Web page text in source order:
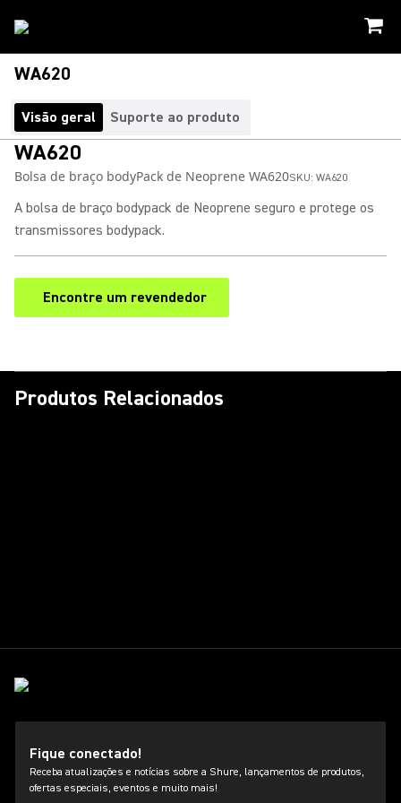
WA620
Visão geral Suporte ao produto
WA620
Bolsa de braço bodyPack de Neoprene WA620SKU: WA620
A bolsa de braço bodypack de Neoprene seguro e protege os
transmissores bodypack.
Encontre um revendedor
(Opens in a new tab)
Produtos Relacionados
Fique conectado!
Receba atualizações e notícias sobre a Shure, lançamentos de produtos,
ofertas especiais, eventos e muito mais!